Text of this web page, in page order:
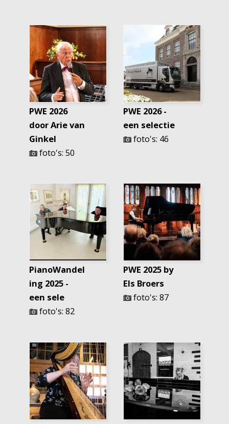
PWE 2026
door Arie van
Ginkel
foto's: 50
PWE 2026 -
een selectie
foto's: 46
PianoWandel
ing 2025 -
een sele
foto's: 82
PWE 2025 by
Els Broers
foto's: 87